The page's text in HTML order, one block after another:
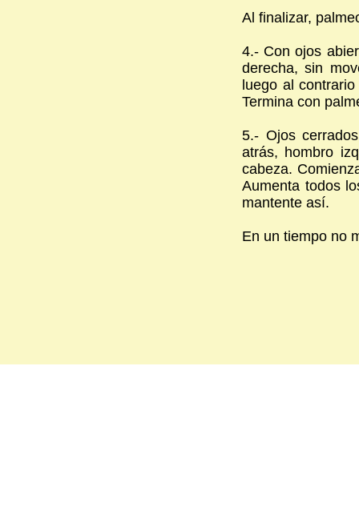
Al finalizar,
4.- Con ojos
derecha, sin
luego al
Termina con
5.- Ojos
atrás, hombro
cabeza.
Aumenta todos
mantente así.
En un tiempo no